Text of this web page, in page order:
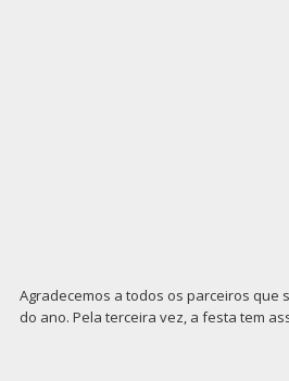
Agradecemos a todos os parceiros que
do ano. Pela terceira vez, a festa tem